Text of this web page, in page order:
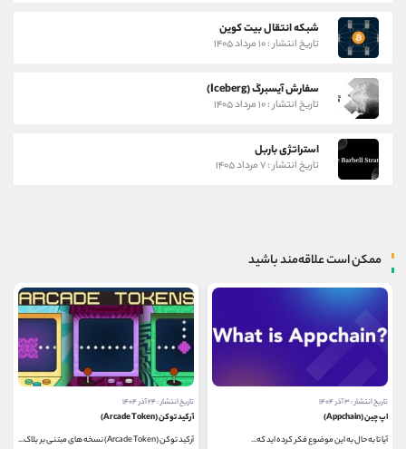
شبکه انتقال بیت کوین
تاریخ انتشار : ۱۰ مرداد ۱۴۰۵
سفارش آیسبرگ (Iceberg)
تاریخ انتشار : ۱۰ مرداد ۱۴۰۵
استراتژی باربل
تاریخ انتشار : ۷ مرداد ۱۴۰۵
ممکن است علاقه‌مند باشید
تاریخ انتشار : ۳ آذر ۱۴۰۴
اپ ‌چین (Appchain)
آیا تا به حال به این موضوع فکر کرده ‌اید که...
تاریخ انتشار : ۲۴ آذر ۱۴۰۴
آرکید توکن (Arcade Token)
آرکید توکن (Arcade Token) نسخه ‌های مبتنی بر بلاک...